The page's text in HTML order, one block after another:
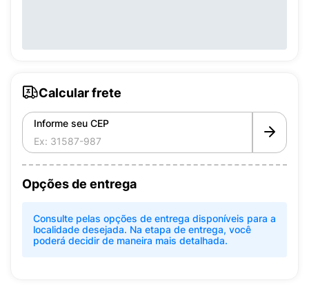
Calcular frete
Informe seu CEP
Opções de entrega
Consulte pelas opções de entrega disponíveis para a
localidade desejada. Na etapa de entrega, você
poderá decidir de maneira mais detalhada.